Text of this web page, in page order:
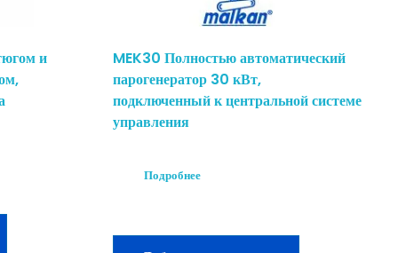
и
MEK30 Полностью автоматический
парогенератор 30 кВт,
подключенный к центральной системе
управления
Подробнее